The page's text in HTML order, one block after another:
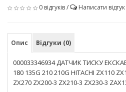
0 відгуків/ Написати відгук
Опис Відгуки (0)
000033346934 ДАТЧИК ТИСКУ
180 135G 210 210G HITACHI ZX110
ZX270 ZX200-3 ZX210-3 ZX230-3